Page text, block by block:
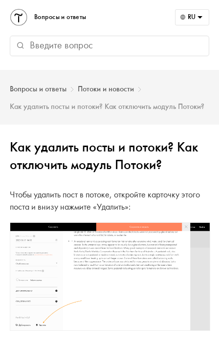
Вопросы и ответы RU
Вопросы и ответы Потоки и новости
Как удалить посты и потоки? Как отключить модуль Потоки?
Как удалить посты и потоки? Как
отключить модуль Потоки?
Чтобы удалить пост в потоке, откройте карточку этого
поста и внизу нажмите «Удалить»: